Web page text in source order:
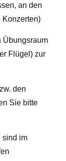
an den
Konzerten)
Übungsraum
Flügel) zur
den
Sie bitte
sind im